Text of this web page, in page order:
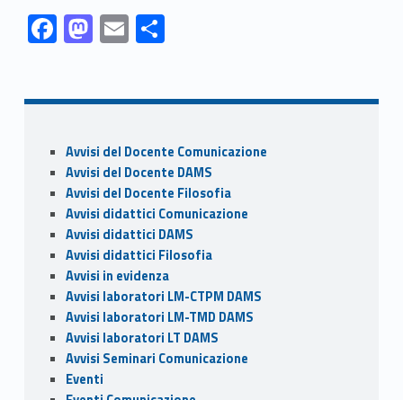
Link identifier #identifier__9995-1 F
ac
b
o
o
k
Link identifier #identifier__108589-2 M
as
d
o
n
Link identifier #identifier__6238-3 E
m
l
Link identifier #identifier__199193-4 C
di
vi
di
Sidebar
Avvisi del Docente Comunicazione
Avvisi del Docente DAMS
Avvisi del Docente Filosofia
Avvisi didattici Comunicazione
Avvisi didattici DAMS
Avvisi didattici Filosofia
Avvisi in evidenza
Avvisi laboratori LM-CTPM DAMS
Avvisi laboratori LM-TMD DAMS
Avvisi laboratori LT DAMS
Avvisi Seminari Comunicazione
Eventi